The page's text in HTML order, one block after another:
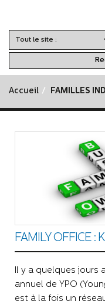
Accueil FAMILLES
FAMILY OFFICE :
Il y a quelques jours
annuel de YPO
est à la fois un